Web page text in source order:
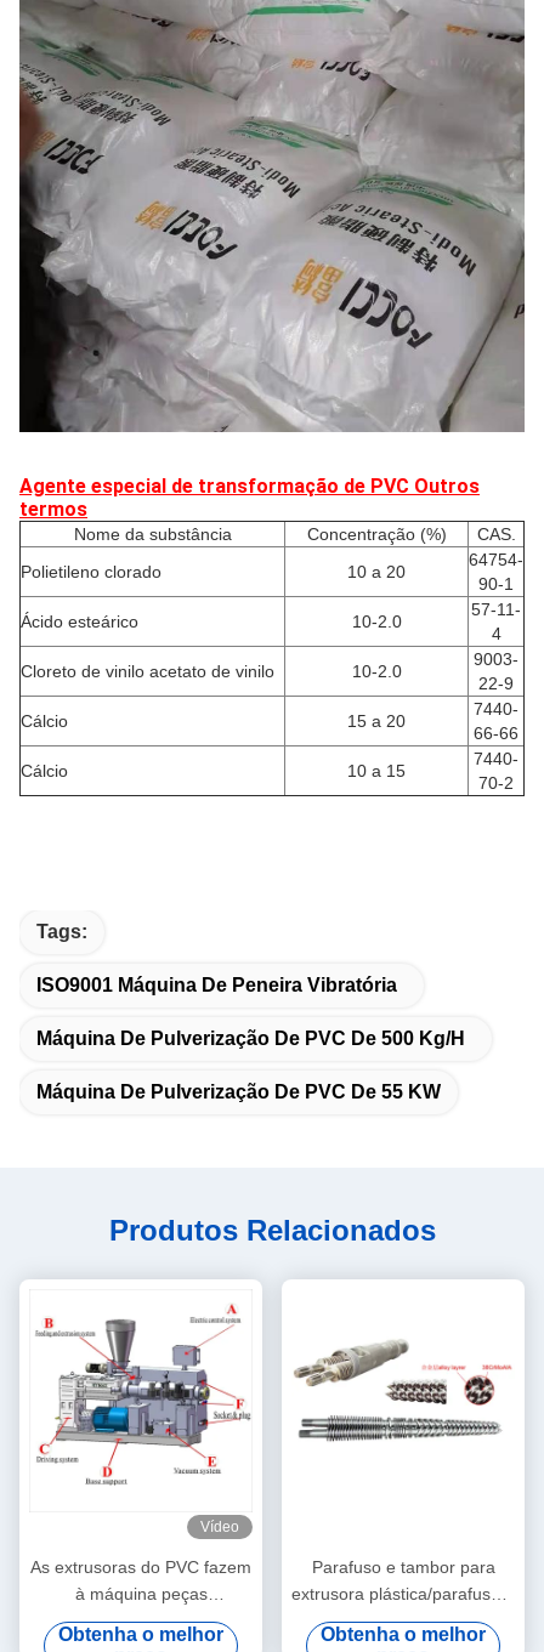
Agente especial de transformação de PVC Outros
termos
Nome da substância Concentração (%)
CAS.
Polietileno clorado
10 a 20
64754-
90-1
Ácido esteárico
10-2.0
57-11-
4
Cloreto de vinilo acetato de vinilo
10-2.0
9003-
22-9
Cálcio
15 a 20
7440-
66-66
Cálcio
10 a 15
7440-
70-2
Tags:
ISO9001 Máquina De Peneira Vibratória
Máquina De Pulverização De PVC De 500 Kg/h
Máquina De Pulverização De PVC De 55 KW
Produtos Relacionados
Vídeo
As extrusoras do PVC fazem
à máquina peças
auxiliares/máquina a jusante
Obtenha o melhor
Parafuso e tambor para
extrusora plástica/parafuso e
tambor cônicos gêmeos
Obtenha o melhor